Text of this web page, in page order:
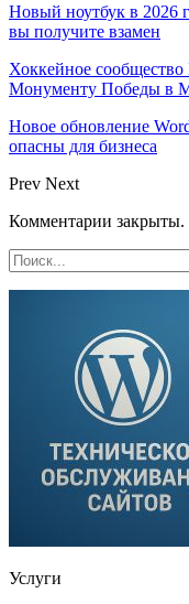
Новый ноутбук в 2026
вы получите взамен
Хоккейное
Монументу Победы в
Новое обновление
опасны для бизнеса
Prev Next
Комментарии закрыты.
Услуги